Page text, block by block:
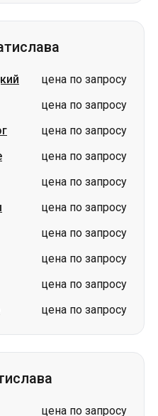
цена по запросу
цена по запросу
цена по запросу
цена по запросу
цена по запросу
цена по запросу
цена по запросу
цена по запросу
цена по запросу
цена по запросу
цена по запросу